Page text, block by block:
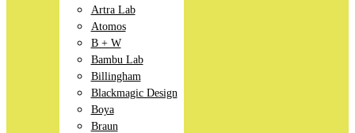
Artra Lab
Atomos
B + W
Bambu Lab
Billingham
Blackmagic Design
Boya
Braun